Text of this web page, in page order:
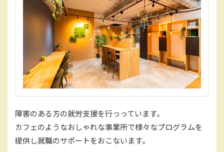
障害のある方の就労支援を行っっています。
カフェのようなおしゃれな事業所で様々なプログラムを
提供し就職のサポートをおこないます。